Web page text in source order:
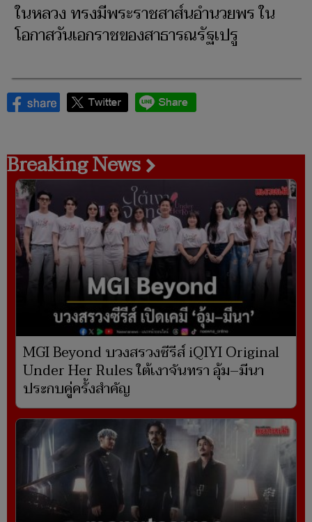
ในหลวง ทรงมีพระราชสาส์นอำนวยพร ใน
โอกาสวันเอกราชของสาธารณรัฐเปรู
Breaking News
MGI Beyond บวงสรวงซีรีส์ iQIYI Original
Under Her Rules ใต้เงาจันทรา อุ้ม–มีนา
ประกบคู่ครั้งสำคัญ